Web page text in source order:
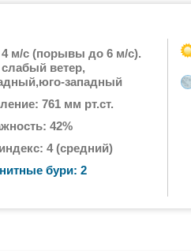
4 м/с (порывы до 6 м/с).
слабый ветер,
западный
761 мм рт.ст.
42%
4 (средний)
бури: 2